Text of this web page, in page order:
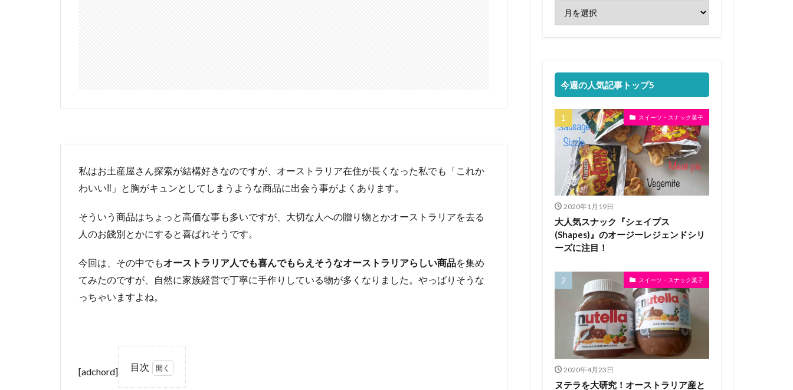
私はお土産屋さん探索が結構好きなのですが、オーストラリア在住が長くなった私でも「これか
わいい‼︎」と胸がキュンとしてしまうような商品に出会う事がよくあります。
そういう商品はちょっと高価な事も多いですが、大切な人への贈り物とかオーストラリアを去る
人のお餞別とかにすると喜ばれそうです。
今回は、その中でもオーストラリア人でも喜んでもらえそうなオーストラリアらしい商品を集め
てみたのですが、自然に家族経営で丁寧に手作りしている物が多くなりました。やっぱりそうな
っちゃいますよね。
[adchord] 目次
今週の人気記事トップ5
スイーツ・スナック菓子
2020年1月19日
大人気スナック『シェイプス
(Shapes)』のオージーレジェンドシリ
ーズに注目！
スイーツ・スナック菓子
2020年4月23日
ヌテラを大研究！オーストラリア産と